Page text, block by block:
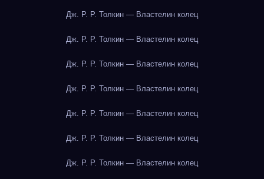
Дж. Р. Р. Толкин — Властелин колец
Дж. Р. Р. Толкин — Властелин колец
Дж. Р. Р. Толкин — Властелин колец
Дж. Р. Р. Толкин — Властелин колец
Дж. Р. Р. Толкин — Властелин колец
Дж. Р. Р. Толкин — Властелин колец
Дж. Р. Р. Толкин — Властелин колец